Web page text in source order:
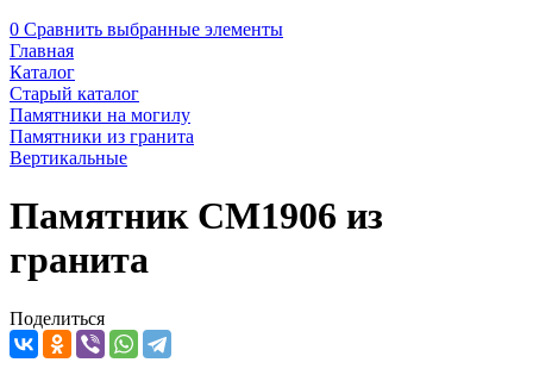
0 Сравнить выбранные элементы
Главная
Каталог
Старый каталог
Памятники на могилу
Памятники из гранита
Вертикальные
Памятник CM1906 из
гранита
Поделиться